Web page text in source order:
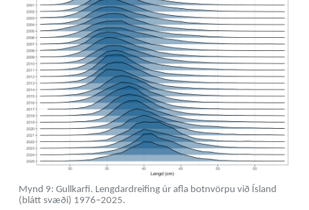
Mynd 9: Gullkarfi. Lengdardreifing úr afla botnvörpu við Ísland
(blátt svæði) 1976–2025.